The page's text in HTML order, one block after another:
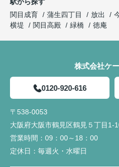
関目成育
蒲生四丁目 放出
横堤
関目高殿 緑橋 徳庵
株式会社ケ
0120-920-616
〒538-0053
大阪府大阪市鶴見区鶴見５丁目1-
営業時間： 09：00～18：00
定休日： 毎週火・水曜日